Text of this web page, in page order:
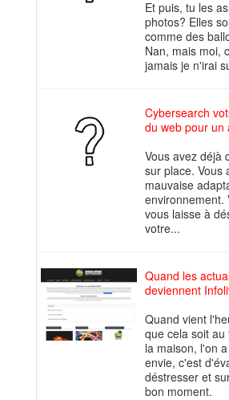
Et puis, tu les
photos? Elles
comme des
Nan, mais moi,
jamais je n'irai
Cybersearch
du web pour un
Vous avez déjà
sur place. Vous
mauvaise
environnement.
vous laisse à
votre...
Quand les
deviennent
Quand vient
que cela soit
la maison, l'on
envie, c'est
déstresser et
bon moment.